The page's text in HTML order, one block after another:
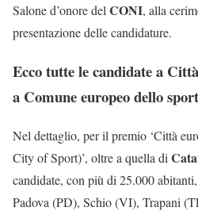
Salone d’onore delCONI, alla
presentazione delle candidature.
Ecco tutte le candidate a
a Comune europeo dello sport
Nel dettaglio, per il premio ‘Città
City of Sport)’, oltre a quella di
candidate, con più di 25.000
Padova (PD), Schio (VI), Trapani